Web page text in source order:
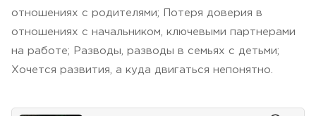
отношениях с родителями; Потеря доверия в
отношениях с начальником, ключевыми партнерами
на работе; Разводы, разводы в семьях с детьми;
Хочется развития, а куда двигаться непонятно.